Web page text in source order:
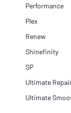
Performance
Plex
Renew
Shinefinity
SP
Ultimate
Ultimate